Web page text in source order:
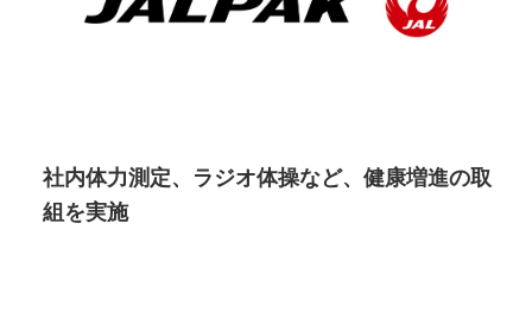
社内体力測定、ラジオ体操など、健康増進の取
組を実施